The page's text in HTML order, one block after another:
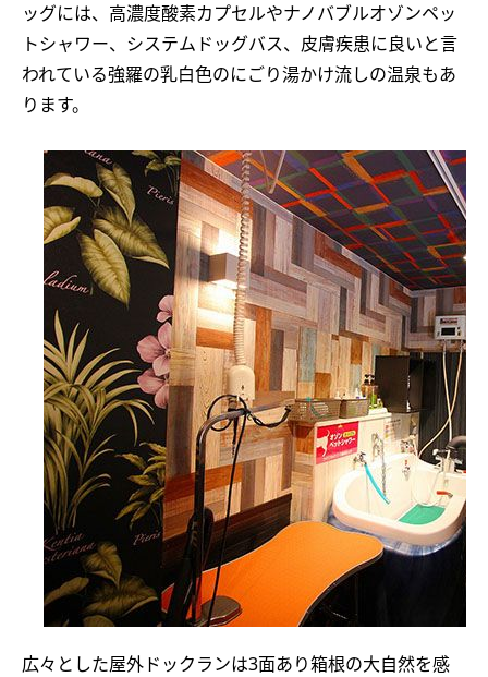
ッグには、高濃度酸素カプセルやナノバブルオゾンペッ
トシャワー、システムドッグバス、皮膚疾患に良いと言
われている強羅の乳白色のにごり湯かけ流しの温泉もあ
ります。
広々とした屋外ドックランは3面あり箱根の大自然を感